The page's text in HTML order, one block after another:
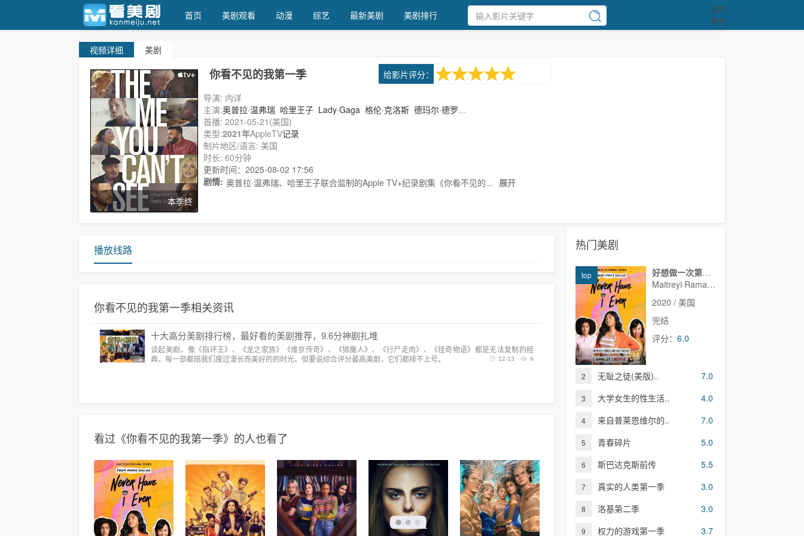
首页 美剧观看 动漫 综艺 最新美剧 美剧排行
留言
新闻
视频详细 美剧
本季终
给影片评分：
你看不见的我第一季
导演: 内详
主演:奥普拉·温弗瑞 哈里王子 Lady·Gaga 格伦·克洛斯 德玛尔·德罗
赞 Langston·Galloway
首播: 2021-05-21(美国)
类型:2021年AppleTV记录
制片地区/语言: 美国
时长: 60分钟
更新时间：2025-08-02 17:56
剧情: 奥普拉·温弗瑞、哈里王子联合监制的Apple TV+纪录剧集《你看不见的... 展开
播放线路
你看不见的我第一季相关资讯
十大高分美剧排行榜，最好看的美剧推荐，9.6分神剧扎堆
谈起美剧，像《指环王》、《龙之家族》《维京传奇》、《猎魔人》、《行尸走肉》、《怪奇物语》都是无法复制的经
典，每一部都陪我们度过漫长而美好的的时光。但要说综合评分最高美剧，它们都排不上号。
6
12-13
看过《你看不见的我第一季》的人也看了
热门美剧
完结
top
好想做一次第一季
Maitreyi·Ramakrishnan,普娜·贾甘纳坦,李·罗德里格斯,Richa·Moorjani,Martin·Martinez,Benjamin·Norris,亚当·沙皮罗,雷蒙娜·杨,Christina·Kartchner,Jaren·Lewison,Jack·Seavor·McDonald,Darren·Barnet,Dino·Petrera,Aitana·Rinab,Hanna·S
2020 / 美国
完结
评分： 6.0
2 无耻之徒(美版).. 7.0
3 大学女生的性生活.. 4.0
4 来自普莱恩维尔的.. 7.0
5 青春碎片 5.0
6 斯巴达克斯前传 5.5
7 真实的人类第一季 3.0
8 洛基第二季 3.0
9 权力的游戏第一季 3.7